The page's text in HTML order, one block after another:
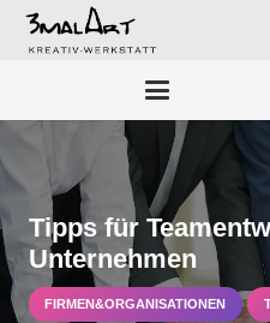
Tipps für
Unternehmen
FIRMEN&ORGANISATIONEN